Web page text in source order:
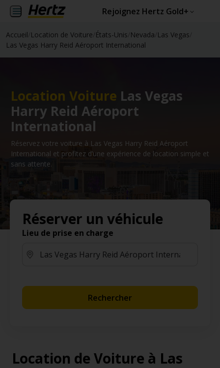
Rejoignez Hertz Gold+
Accueil Location de Voiture États-Unis Nevada Las Vegas
Las Vegas Harry Reid Aéroport International
Location Voiture Las Vegas
Harry Reid Aéroport
International
Réservez votre voiture à Las Vegas Harry Reid Aéroport
International et profitez d’une expérience de location simple et
sans attente.
Réserver un véhicule
Lieu de prise en charge
Rechercher
Location de Voiture à Las